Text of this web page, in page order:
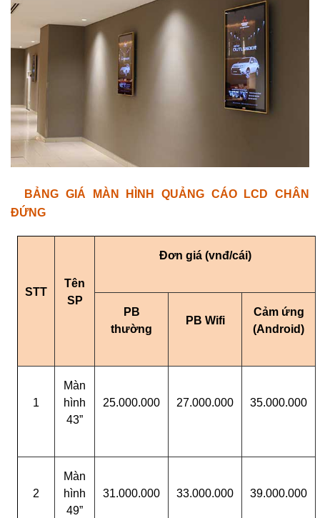
BẢNG GIÁ MÀN HÌNH QUẢNG CÁO LCD CHÂN
ĐỨNG
STT
Tên
SP
Đơn giá (vnđ/cái)
PB
thường
PB Wifi
Cảm ứng
(Android)
1
Màn
hình
43”
25.000.000 27.000.000 35.000.000
2
Màn
hình
49”
31.000.000 33.000.000 39.000.000